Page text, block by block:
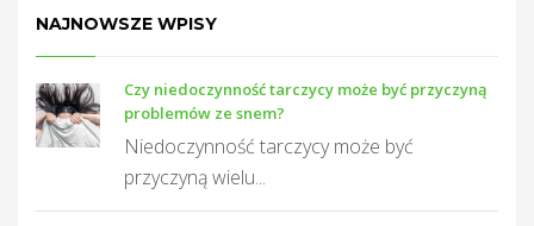
NAJNOWSZE WPISY
Czy niedoczynność tarczycy może być przyczyną
problemów ze snem?
Niedoczynność tarczycy może być
przyczyną wielu...